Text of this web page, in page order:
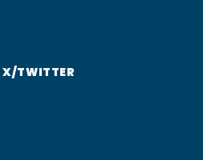
X/TWITTER